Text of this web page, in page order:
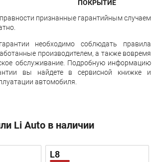
ПОКРЫТИЕ
признанные гарантийным случаем
необходимо соблюдать правила
производителем, а также вовремя
обслуживание. Подробную информацию
вы найдете в сервисной книжке и
автомобиля.
Li Auto в наличии
L8